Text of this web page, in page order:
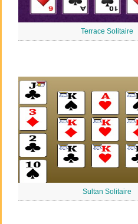
Terrace Solitaire
Sultan Solitaire